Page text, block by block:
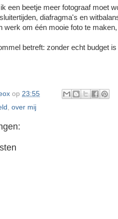
een beetje meer fotograaf moet
diafragma's en
werk om één mooie foto te
betreft: zonder echt budget
op 23:55
, over mij